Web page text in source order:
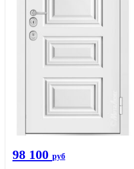
98 100 руб